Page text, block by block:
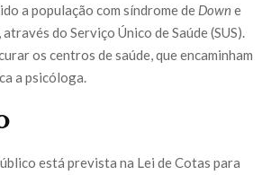
a população com síndrome de Downe
do Serviço Único de Saúde (SUS).
os centros de saúde, que encaminham
a psicóloga.
está prevista na Lei de Cotas para